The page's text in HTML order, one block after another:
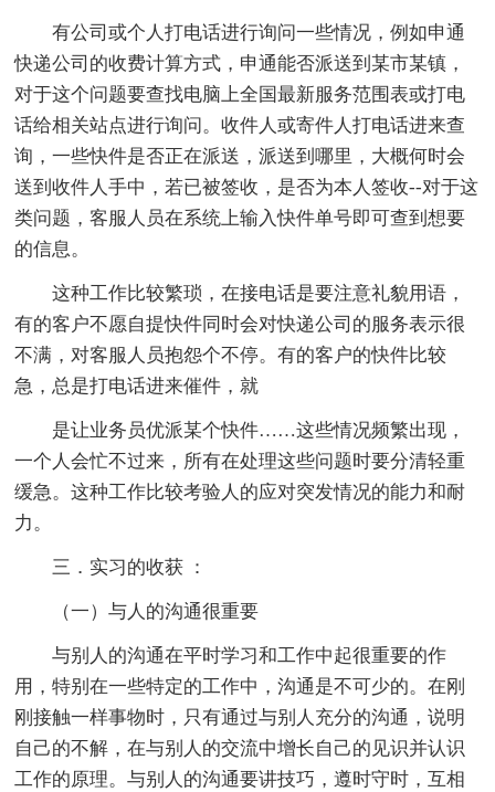
有公司或个人打电话进行询问一些情况，例如申通
快递公司的收费计算方式，申通能否派送到某市某镇，
对于这个问题要查找电脑上全国最新服务范围表或打电
话给相关站点进行询问。收件人或寄件人打电话进来查
询，一些快件是否正在派送，派送到哪里，大概何时会
送到收件人手中，若已被签收，是否为本人签收--对于这
类问题，客服人员在系统上输入快件单号即可查到想要
的信息。
这种工作比较繁琐，在接电话是要注意礼貌用语，
有的客户不愿自提快件同时会对快递公司的服务表示很
不满，对客服人员抱怨个不停。有的客户的快件比较
急，总是打电话进来催件，就
是让业务员优派某个快件……这些情况频繁出现，
一个人会忙不过来，所有在处理这些问题时要分清轻重
缓急。这种工作比较考验人的应对突发情况的能力和耐
力。
三．实习的收获 ：
（一）与人的沟通很重要
与别人的沟通在平时学习和工作中起很重要的作
用，特别在一些特定的工作中，沟通是不可少的。在刚
刚接触一样事物时，只有通过与别人充分的沟通，说明
自己的不解，在与别人的交流中增长自己的见识并认识
工作的原理。与别人的沟通要讲技巧，遵时守时，互相